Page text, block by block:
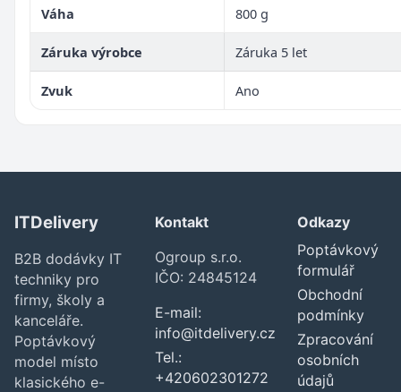
Váha 800 g
Záruka výrobce Záruka 5 let
Zvuk Ano
ITDelivery
B2B dodávky IT
techniky pro
firmy, školy a
kanceláře.
Poptávkový
model místo
klasického e-
Kontakt
Ogroup s.r.o.
IČO: 24845124
E-mail:
info@itdelivery.cz
Tel.:
+420602301272
Odkazy
Poptávkový
formulář
Obchodní
podmínky
Zpracování
osobních
údajů